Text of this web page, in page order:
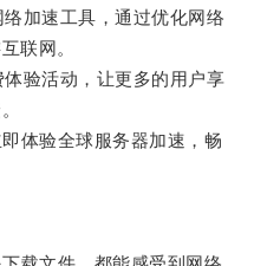
加速工具，通过优化网络
联网。
验活动，让更多的用户享
验全球服务器加速，畅